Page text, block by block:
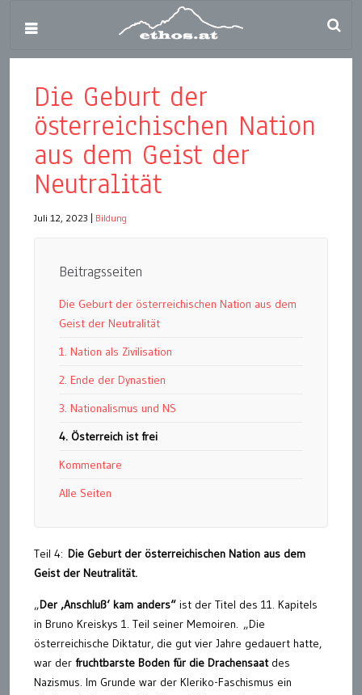
Die Geburt der
österreichischen Nation
aus dem Geist der
Neutralität
Juli 12, 2023 Bildung
Beitragsseiten
Die Geburt der österreichischen Nation aus dem
Geist der Neutralität
1. Nation als Zivilisation
2. Ende der Dynastien
3. Nationalismus und NS
4. Österreich ist frei
Kommentare
Alle Seiten
Teil 4: Die Geburt der österreichischen Nation aus dem
Geist der Neutralität.
„Der ‚Anschluß‘ kam anders“ ist der Titel des 11. Kapitels
in Bruno Kreiskys 1. Teil seiner Memoiren. „Die
österreichische Diktatur, die gut vier Jahre gedauert hatte,
war der fruchtbarste Boden für die Drachensaatdes
Nazismus. Im Grunde war der Kleriko-Faschismus ein